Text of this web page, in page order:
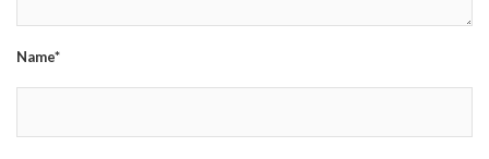
Name*